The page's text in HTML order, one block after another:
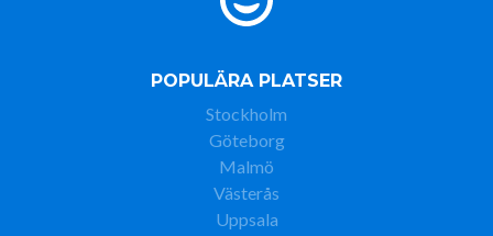
POPULÄRA PLATSER
Stockholm
Göteborg
Malmö
Västerås
Uppsala